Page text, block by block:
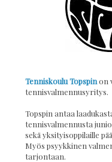
Tenniskoulu Topspinon
tennisvalmennusyritys.
Topspin antaa
tennisvalmennusta
sekä yksityisoppilaille
Myös psyykkinen
tarjontaan.